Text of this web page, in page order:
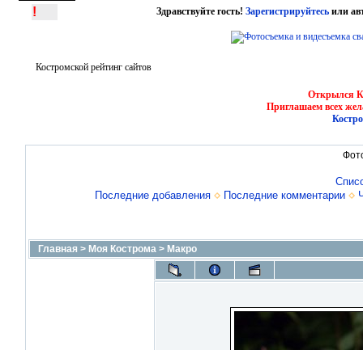
! Здравствуйте гость! Зарегистрируйтесьили
Костромской рейтинг сайтов
Открылся
Приглашаем всех
Последние добавления
Последние комментарии
Главная > Моя Кострома> Макро